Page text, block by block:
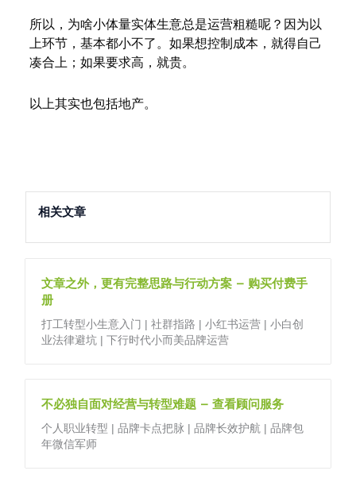
所以，为啥小体量实体生意总是运营粗糙呢？因为以
上环节，基本都小不了。如果想控制成本，就得自己
凑合上；如果要求高，就贵。
以上其实也包括地产。
相关文章
文章之外，更有完整思路与行动方案 – 购买付费手
册
打工转型小生意入门 | 社群指路 | 小红书运营 | 小白创
业法律避坑 | 下行时代小而美品牌运营
不必独自面对经营与转型难题 – 查看顾问服务
个人职业转型 | 品牌卡点把脉 | 品牌长效护航 | 品牌包
年微信军师